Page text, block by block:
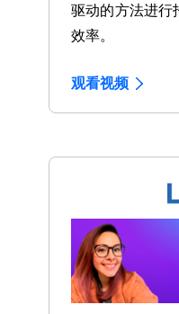
驱动的方法进行
效率。
观看视频